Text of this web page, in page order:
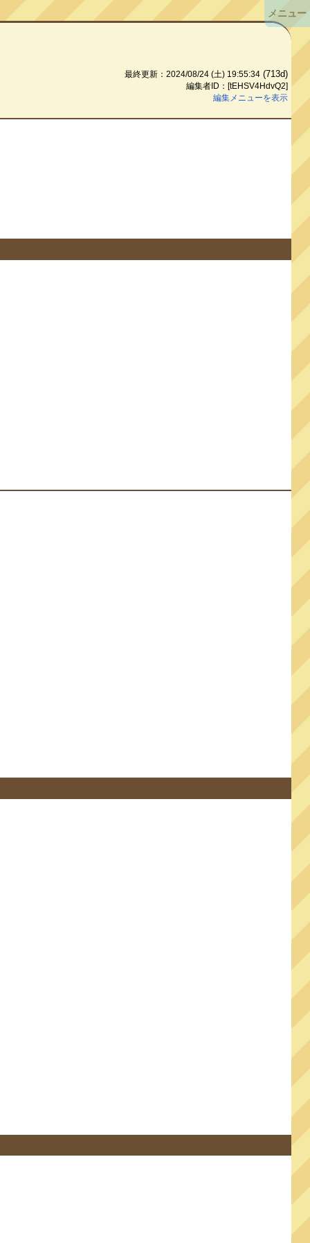
最終更新：2024/08/24 (土) 19:55:34 (713d)
編集者ID：[tEHSV4HdvQ2]
編集メニューを表示
メニュー